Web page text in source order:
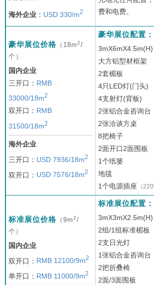
海外企业 ： USD 330/m2
费和电费。
豪华展位价格 （18m2/
个）
国内企业
三开口： RMB
33000/18m2
双开口： RMB
31500/18m2
海外企业
三开口： USD 7936/18m2
双开口： USD 7576/18m2
豪华展位配置：
3mX6mX4.5m(H)
大方铝型材框架
2套楣板
4只LED灯(门头)
4支射灯(背板)
2张铝合金咨询台
2张洽谈方桌
8把椅子
2面开口2面围板
1个纸篓
地毯
1个电源插座 （
标准展位价格 （9m2/
个）
国内企业
双开口： RMB 12100/9m2
单开口： RMB 11000/9m2
标准展位配置：
3mX3mX2.5m(H)
2组/1组标准楣板
2支日光灯
1张铝合金咨询台
2把折叠椅
2面/3面围板